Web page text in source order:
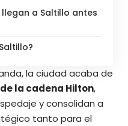
a Saltillo antes
la ciudad acaba de
la cadena Hilton,
y consolidan a
tanto para el